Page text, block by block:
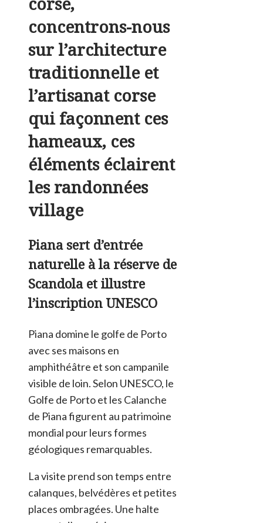
concentrons-nous
sur l’architecture
traditionnelle et
l’artisanat corse
qui façonnent ces
hameaux, ces
éléments éclairent
les randonnées
village
Piana sert d’entrée
naturelle à la réserve de
Scandola et illustre
l’inscription UNESCO
Piana domine le golfe de Porto
avec ses maisons en
amphithéâtre et son campanile
visible de loin. Selon UNESCO, le
Golfe de Porto et les Calanche
de Piana figurent au patrimoine
mondial pour leurs formes
géologiques remarquables.
La visite prend son temps entre
calanques, belvédères et petites
places ombragées. Une halte